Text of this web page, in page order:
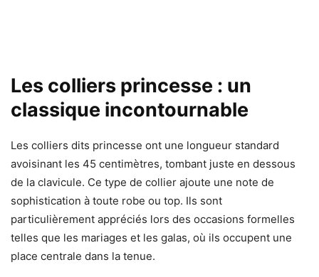
Les colliers princesse : un
classique incontournable
Les colliers dits princesse ont une longueur standard
avoisinant les 45 centimètres, tombant juste en dessous
de la clavicule. Ce type de collier ajoute une note de
sophistication à toute robe ou top. Ils sont
particulièrement appréciés lors des occasions formelles
telles que les mariages et les galas, où ils occupent une
place centrale dans la tenue.